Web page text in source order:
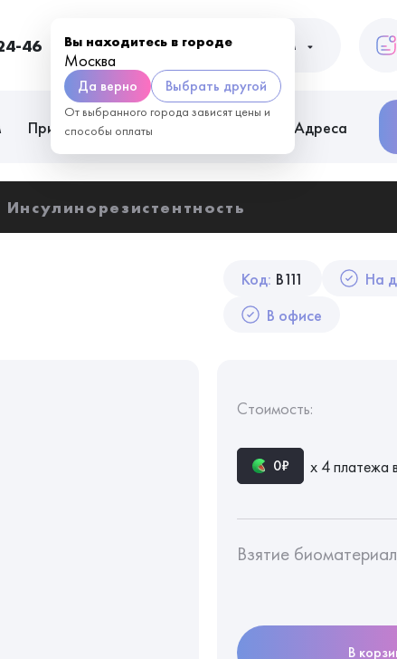
46 Вы находитесь в городе
Москва
Да верно Выбрать другой
От выбранного города зависят цены и
способы оплаты
Москва Пациентам
Приём врачей Адреса
Инсулинорезистентность
Код: B111
На
В офисе
Стоимость:
0₽ х 4 платежа
Взятие
В